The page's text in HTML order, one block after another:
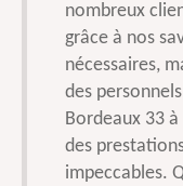
nombreux
grâce à nos
nécessaires,
des
Bordeaux 33
des
impeccables.